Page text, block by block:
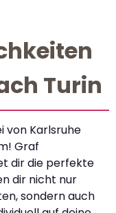
Turin
von Karlsruhe
Graf
dir die perfekte
dir nicht nur
sondern auch